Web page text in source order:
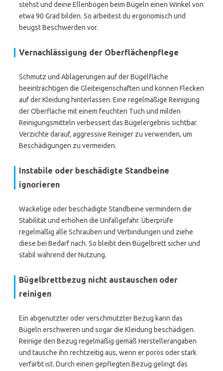
stehst und deine Ellenbogen beim Bügeln einen Winkel von
etwa 90 Grad bilden. So arbeitest du ergonomisch und
beugst Beschwerden vor.
Vernachlässigung der Oberflächenpflege
Schmutz und Ablagerungen auf der Bügelfläche
beeinträchtigen die Gleiteigenschaften und können Flecken
auf der Kleidung hinterlassen. Eine regelmäßige Reinigung
der Oberfläche mit einem feuchten Tuch und milden
Reinigungsmitteln verbessert das Bügelergebnis sichtbar.
Verzichte darauf, aggressive Reiniger zu verwenden, um
Beschädigungen zu vermeiden.
Instabile oder beschädigte Standbeine
ignorieren
Wackelige oder beschädigte Standbeine vermindern die
Stabilität und erhöhen die Unfallgefahr. Überprüfe
regelmäßig alle Schrauben und Verbindungen und ziehe
diese bei Bedarf nach. So bleibt dein Bügelbrett sicher und
stabil während der Nutzung.
Bügelbrettbezug nicht austauschen oder
reinigen
Ein abgenutzter oder verschmutzter Bezug kann das
Bügeln erschweren und sogar die Kleidung beschädigen.
Reinige den Bezug regelmäßig gemäß Herstellerangaben
und tausche ihn rechtzeitig aus, wenn er porös oder stark
verfärbt ist. Durch einen gepflegten Bezug gelingt das